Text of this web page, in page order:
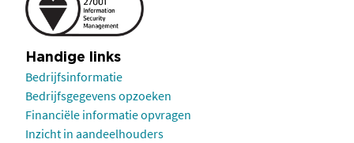
Handige links
Bedrijfsinformatie
Bedrijfsgegevens opzoeken
Financiële informatie opvragen
Inzicht in aandeelhouders